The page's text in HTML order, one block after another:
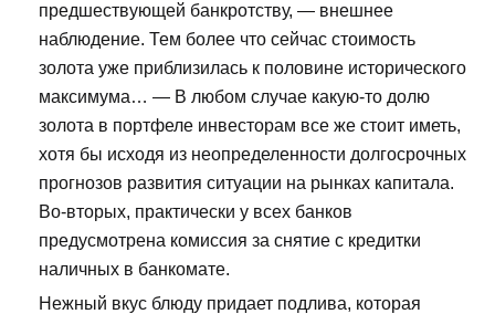
предшествующей банкротству, — внешнее
наблюдение. Тем более что сейчас стоимость
золота уже приблизилась к половине исторического
максимума… — В любом случае какую-то долю
золота в портфеле инвесторам все же стоит иметь,
хотя бы исходя из неопределенности долгосрочных
прогнозов развития ситуации на рынках капитала.
Во-вторых, практически у всех банков
предусмотрена комиссия за снятие с кредитки
наличных в банкомате.
Нежный вкус блюду придает подлива, которая